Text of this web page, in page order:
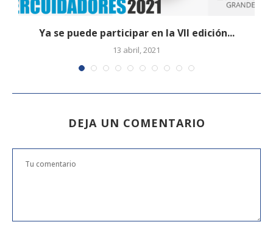
Ya se puede participar en la VII edición...
13 abril, 2021
DEJA UN COMENTARIO